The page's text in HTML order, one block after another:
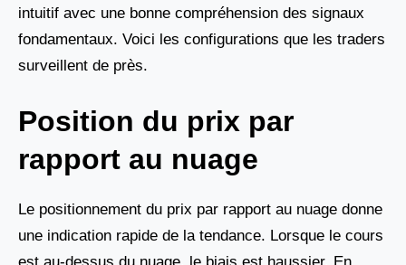
intuitif avec une bonne compréhension des signaux
fondamentaux. Voici les configurations que les traders
surveillent de près.
Position du prix par
rapport au nuage
Le positionnement du prix par rapport au nuage donne
une indication rapide de la tendance. Lorsque le cours